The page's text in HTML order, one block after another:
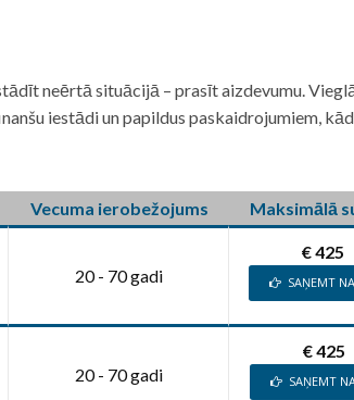
neērtā situācijā – prasīt aizdevumu.
iestādi un papildus paskaidrojumiem,
Vecuma ierobežojums Maksimālā
20 - 70 gadi
€ 425
SAŅEMT
20 - 70 gadi
€ 425
SAŅEMT